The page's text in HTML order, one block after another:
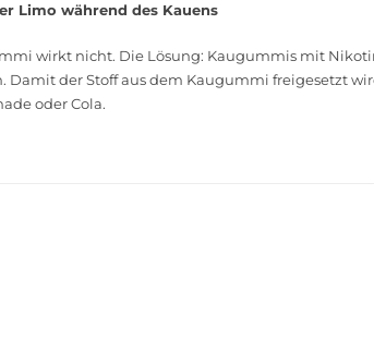
Limo während des Kauens
wirkt nicht. Die Lösung: Kaugummis mit
der Stoff aus dem Kaugummi freigesetzt
oder Cola.